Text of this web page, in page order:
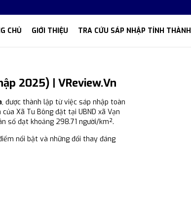
CHỦ GIỚI THIỆU TRA CỨU SÁP NHẬP TỈNH THÀNH
2025) | VReview.vn
, được thành lập từ việc sáp nhập toàn
Xã Tu Bông đặt tại UBND xã Vạn
số đạt khoảng 298.71 người/km².
nổi bật và những đổi thay đáng